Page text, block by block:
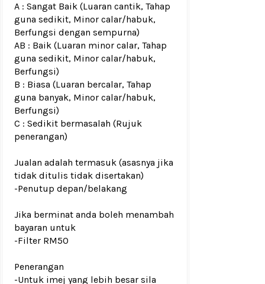
A : Sangat Baik (Luaran cantik, Tahap
guna sedikit, Minor calar/habuk,
Berfungsi dengan sempurna)
AB : Baik (Luaran minor calar, Tahap
guna sedikit, Minor calar/habuk,
Berfungsi)
B : Biasa (Luaran bercalar, Tahap
guna banyak, Minor calar/habuk,
Berfungsi)
C : Sedikit bermasalah (Rujuk
penerangan)
Jualan adalah termasuk (asasnya jika
tidak ditulis tidak disertakan)
-Penutup depan/belakang
Jika berminat anda boleh menambah
bayaran untuk
-Filter RM50
Penerangan
-Untuk imej yang lebih besar sila